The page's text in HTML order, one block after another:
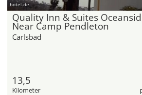
hotel.de
Quality Inn & Suites
Near Camp Pendleton
Carlsbad
13,5
Kilometer